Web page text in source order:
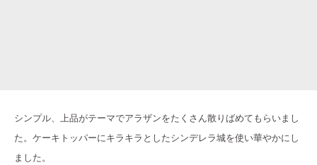
シンプル、上品がテーマでアラザンをたくさん散りばめてもらいまし
た。ケーキトッパーにキラキラとしたシンデレラ城を使い華やかにし
ました。